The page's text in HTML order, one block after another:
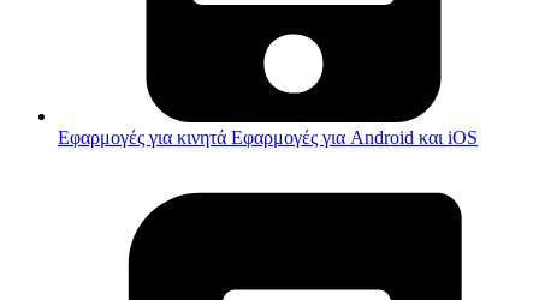
Εφαρμογές για κινητά Εφαρμογές για Android και iOS